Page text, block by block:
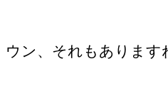
ウン、それもあります